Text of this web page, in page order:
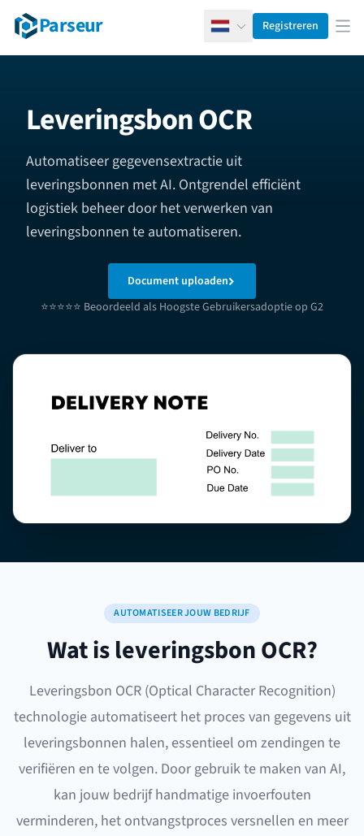
Parseur NederlandsRegistreren
Leveringsbon OCR
Automatiseer gegevensextractie uit
leveringsbonnen met AI. Ontgrendel efficiënt
logistiek beheer door het verwerken van
leveringsbonnen te automatiseren.
Document uploaden
⭐⭐⭐⭐⭐ Beoordeeld als Hoogste Gebruikersadoptie op G2
AUTOMATISEER JOUW BEDRIJF
Wat is leveringsbon OCR?
Leveringsbon OCR (Optical Character Recognition)
technologie automatiseert het proces van gegevens uit
leveringsbonnen halen, essentieel om zendingen te
verifiëren en te volgen. Door gebruik te maken van AI,
kan jouw bedrijf handmatige invoerfouten
verminderen, het ontvangstproces versnellen en meer